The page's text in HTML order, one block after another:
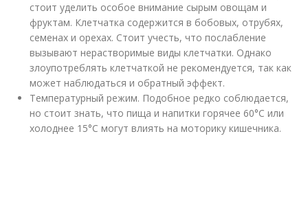
стоит уделить особое внимание сырым овощам и
фруктам. Клетчатка содержится в бобовых, отрубях,
семенах и орехах. Стоит учесть, что послабление
вызывают нерастворимые виды клетчатки. Однако
злоупотреблять клетчаткой не рекомендуется, так как
может наблюдаться и обратный эффект.
Температурный режим. Подобное редко соблюдается,
но стоит знать, что пища и напитки горячее 60°С или
холоднее 15°С могут влиять на моторику кишечника.